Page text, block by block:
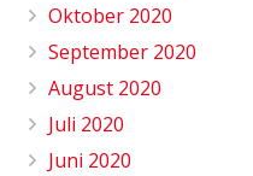
Oktober 2020
September 2020
August 2020
Juli 2020
Juni 2020